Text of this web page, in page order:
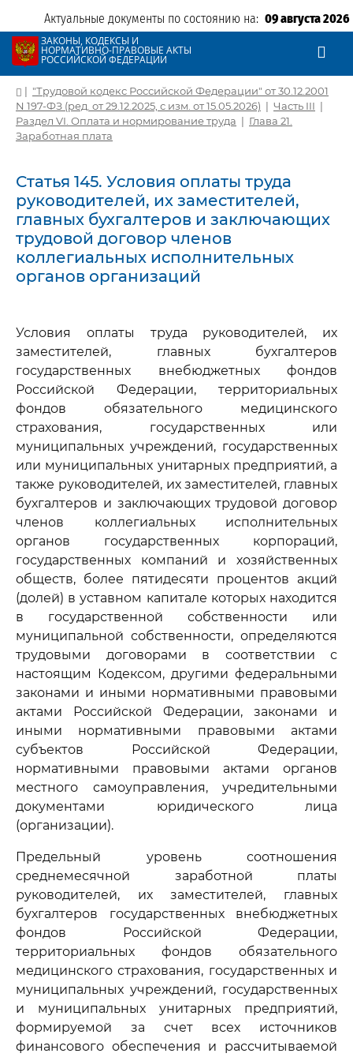
Актуальные документы по состоянию на: 09 августа 2026
ЗАКОНЫ, КОДЕКСЫ И
НОРМАТИВНО-ПРАВОВЫЕ АКТЫ
РОССИЙСКОЙ ФЕДЕРАЦИИ
| "Трудовой кодекс Российской Федерации" от 30.12.2001
N 197-ФЗ (ред. от 29.12.2025, с изм. от 15.05.2026) | Часть III |
Раздел VI. Оплата и нормирование труда | Глава 21.
Заработная плата
Статья 145. Условия оплаты труда
руководителей, их заместителей,
главных бухгалтеров и заключающих
трудовой договор членов
коллегиальных исполнительных
органов организаций
Условия оплаты труда руководителей, их
заместителей, главных бухгалтеров
государственных внебюджетных фондов
Российской Федерации, территориальных
фондов обязательного медицинского
страхования, государственных или
муниципальных учреждений, государственных
или муниципальных унитарных предприятий, а
также руководителей, их заместителей, главных
бухгалтеров и заключающих трудовой договор
членов коллегиальных исполнительных
органов государственных корпораций,
государственных компаний и хозяйственных
обществ, более пятидесяти процентов акций
(долей) в уставном капитале которых находится
в государственной собственности или
муниципальной собственности, определяются
трудовыми договорами в соответствии с
настоящим Кодексом, другими федеральными
законами и иными нормативными правовыми
актами Российской Федерации, законами и
иными нормативными правовыми актами
субъектов Российской Федерации,
нормативными правовыми актами органов
местного самоуправления, учредительными
документами юридического лица
(организации).
Предельный уровень соотношения
среднемесячной заработной платы
руководителей, их заместителей, главных
бухгалтеров государственных внебюджетных
фондов Российской Федерации,
территориальных фондов обязательного
медицинского страхования, государственных и
муниципальных учреждений, государственных
и муниципальных унитарных предприятий,
формируемой за счет всех источников
финансового обеспечения и рассчитываемой